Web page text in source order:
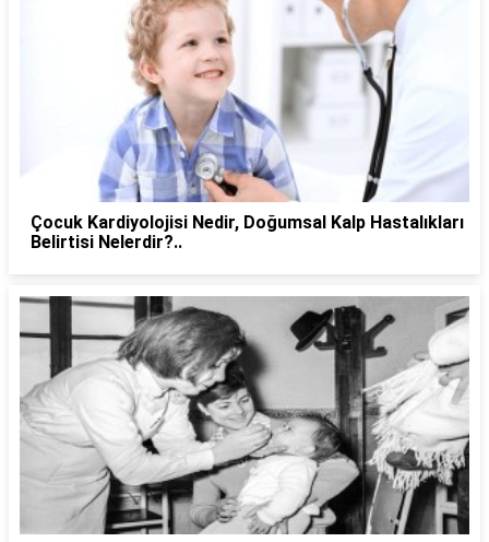
Çocuk Kardiyolojisi Nedir, Doğumsal Kalp Hastalıkları
Belirtisi Nelerdir?..